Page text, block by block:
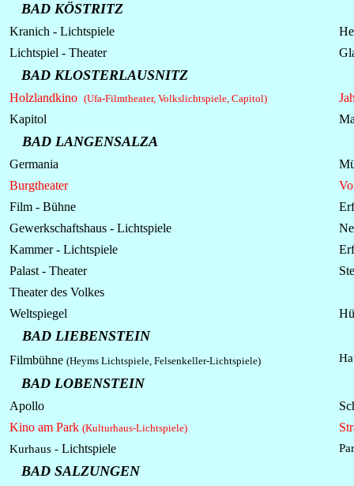
BAD KÖSTRITZ
Kranich - Lichtspiele
Lichtspiel - Theater
BAD KLOSTERLAUSNITZ
Holzlandkino (Ufa-Filmtheater, Volkslichtspiele, Capitol)
Kapitol
BAD LANGENSALZA
Germania
Burgtheater
Film - Bühne
Gewerkschaftshaus - Lichtspiele
Kammer - Lichtspiele
Palast - Theater
Theater des Volkes
Weltspiegel
BAD LIEBENSTEIN
Filmbühne (Heyms Lichtspiele, Felsenkeller-Lichtspiele)
BAD LOBENSTEIN
Apollo
Kino am Park (Kulturhaus-Lichtspiele)
Kurhaus - Lichtspiele
BAD SALZUNGEN